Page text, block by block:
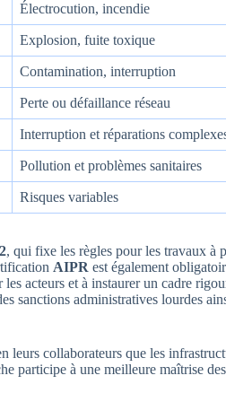
Électrocution, incendie
Explosion, fuite toxique
Contamination, interruption
Perte ou défaillance réseau
Interruption et réparations
Pollution et problèmes sanitaires
Risques variables
, qui fixe les règles pour les travaux à
AIPR est également
acteurs et à instaurer un cadre
sanctions administratives lourdes
leurs collaborateurs que les
participe à une meilleure maîtrise